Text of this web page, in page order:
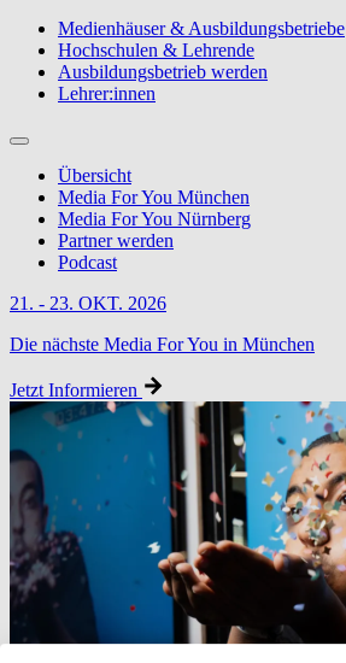
Medienhäuser & Ausbildungsbetriebe
Hochschulen & Lehrende
Ausbildungsbetrieb werden
Lehrer:innen
Übersicht
Media For You München
Media For You Nürnberg
Partner werden
Podcast
21. - 23. OKT. 2026
Die nächste Media For You in München
Jetzt Informieren